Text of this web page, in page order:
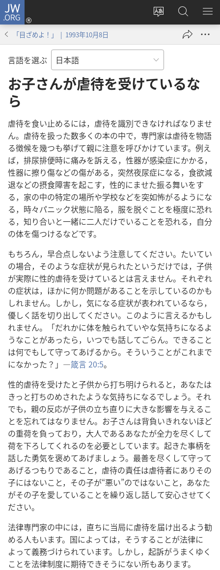
JW.ORG
サ
ト
の
言
語
を
る
ロ
グ
ン
し
い
タ
開
く）
JW.ORG
の
検
メ
を
「目ざめよ！」 | 1993年10月8日
言語を選ぶ
お子さんが虐待を受けているな
ら
虐待を食い止めるには，虐待を識別できなければなり ませ
ん。虐待を扱った数多く の本の中で，専門家は虐待を物語
る徴候を幾つも挙げて親に注意を呼びかけています。例え
ば，排尿排便時に痛みを訴える，性器が感染症にかかる，
性器に擦り傷などの傷がある，突然夜尿症になる，食欲減
退などの摂食障害を起こす，性的にませた振る舞いをす
る，家の中の特定の場所や学校などを突如怖がるよう にな
る，時々パニック状態に陥る，服を脱ぐことを極度に恐れ
る，知り合いと一緒に二人だけでいることを恐れる，自分
の体を傷つけるなどです。
もちろん，早合点しないよう注意して ください。たいてい
の場合，そのような症状が見られたというだけでは，子供
が実際に性的虐待を受けている とは言えません。それぞれ
の症状は，ほかに何か問題があることを示しているのかも
しれません。しかし，気になる症状が表われているなら，
優しく 話を切り出して ください。このよう に言えるかも し
れません。「だれかに体を触られていやな気持ちになるよ
うなことがあったら，いつでも話してごらん。できること
は何でも して守ってあげるから。そういう ことがこれまで
になかった？」―箴言 20:5。
性的虐待を受けたと子供から打ち明けられる と，あなたは
きっと打ちのめされたような気持ちになるでしょ う。それ
でも，親の反応が子供の立ち直り に大きな影響を与えるこ
とを忘れてはなり ません。お子さんは背負いきれないほど
の重荷を負っており，大人であるあなたが全力を尽くして
荷を下ろして くれるのを必要と しています。起きた事柄を
話した勇気を褒めてあげましょ う。最善を尽くして守って
あげるつもりであること，虐待の責任は虐待者にありその
子にはないこと，その子が“悪い”のではないこと，あなた
がその子を愛していることを繰り返し話して安心させて く
ださい。
法律専門家の中には，直ちに当局に虐待を届け出るよう勧
める人もいます。国によっては，そうすることが法律に
よって義務づけられています。しかし，起訴がうまく ゆく
ことを法律制度に期待できそう にない所もあり ます。